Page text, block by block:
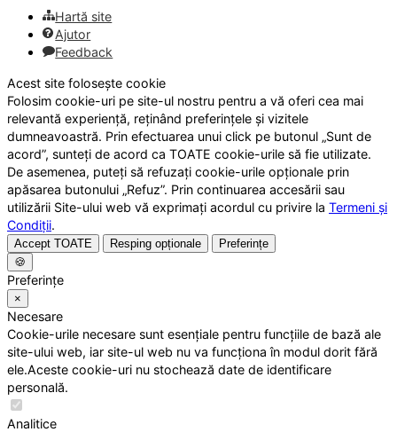
Hartă site
Ajutor
Feedback
Acest site folosește cookie
Folosim cookie-uri pe site-ul nostru pentru a vă oferi cea mai
relevantă experiență, reținând preferințele și vizitele
dumneavoastră. Prin efectuarea unui click pe butonul „Sunt de
acord”, sunteți de acord ca TOATE cookie-urile să fie utilizate.
De asemenea, puteți să refuzați cookie-urile opționale prin
apăsarea butonului „Refuz”. Prin continuarea accesării sau
utilizării Site-ului web vă exprimați acordul cu privire la Termeni și
Condiții.
Accept TOATE Resping opționale
Preferințe
🍪
Preferințe
×
Necesare
Cookie-urile necesare sunt esențiale pentru funcțiile de bază ale
site-ului web, iar site-ul web nu va funcționa în modul dorit fără
ele.Aceste cookie-uri nu stochează date de identificare
personală.
Analitice